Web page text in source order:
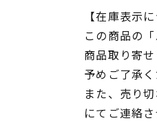
【在庫表示
この商品の
商品取り寄
予めご了承く
また、売り
にてご連絡さ